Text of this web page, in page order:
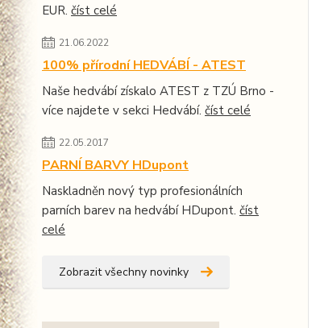
EUR. číst celé
21.06.2022
100% přírodní HEDVÁBÍ - ATEST
Naše hedvábí získalo ATEST z TZÚ Brno -
více najdete v sekci Hedvábí. číst celé
22.05.2017
PARNÍ BARVY HDupont
Naskladněn nový typ profesionálních
parních barev na hedvábí HDupont. číst
celé
Zobrazit všechny novinky